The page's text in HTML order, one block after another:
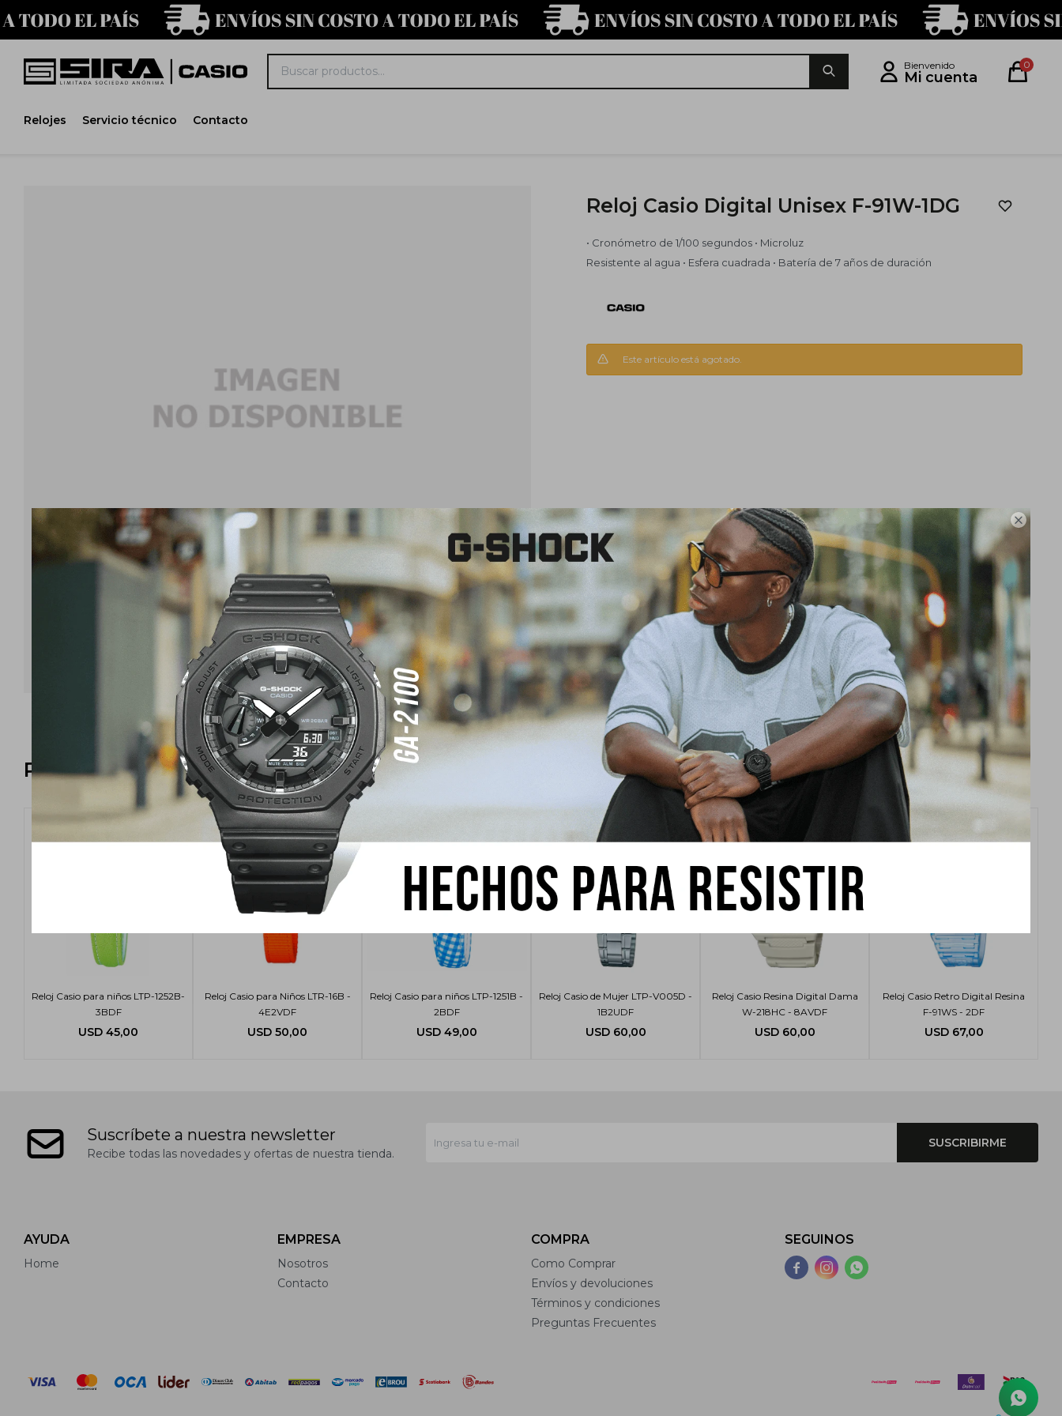

Relojes Servicio técnico Contacto
0
Reloj Casio Digital Unisex F-91W-1DG
• Cronómetro de 1/100 segundos • Microluz
Resistente al agua • Esfera cuadrada • Batería de 7 años de duración
Este artículo está agotado.
Productos que te pueden interesar
Reloj Casio para niños LTP-1252B-
3BDF
USD 45,00
Reloj Casio para Niños LTR-16B -
4E2VDF
USD 50,00
Reloj Casio para niños LTP-1251B -
2BDF
USD 49,00
Reloj Casio de Mujer LTP-V005D -
1B2UDF
USD 60,00
Reloj Casio Resina Digital Dama
W-218HC - 8AVDF
USD 60,00
Reloj Casio Retro Digital Resina
F-91WS - 2DF
USD 67,00
Suscríbete a nuestra newsletter
Recibe todas las novedades y ofertas de nuestra tienda.
SUSCRIBIRME
AYUDA
Home
EMPRESA
Nosotros
Contacto
COMPRA
Como Comprar
Envíos y devoluciones
Términos y condiciones
Preguntas Frecuentes
SEGUINOS
  